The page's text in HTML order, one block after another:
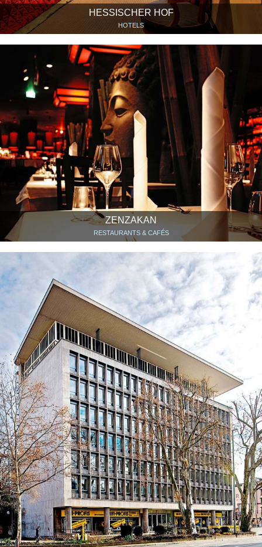
HESSISCHER HOF
HOTELS
ZENZAKAN
RESTAURANTS & CAFÉS